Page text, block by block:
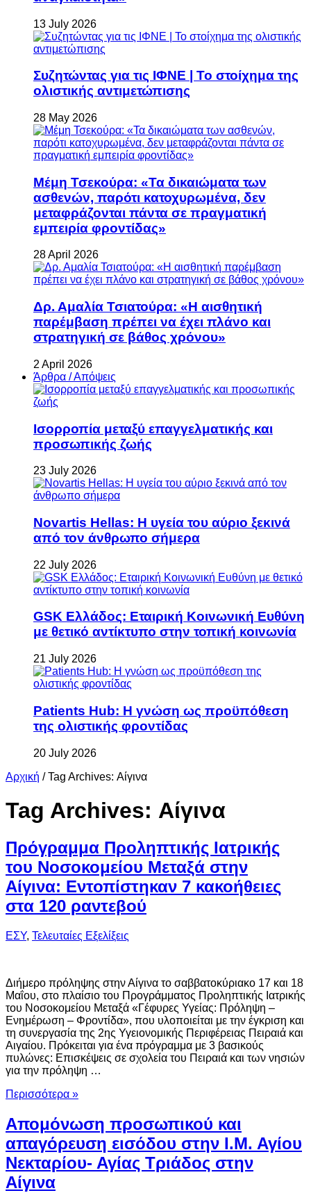
13 July 2026
Συζητώντας για τις ΙΦΝΕ | Το στοίχημα της
ολιστικής αντιμετώπισης
28 May 2026
Μέμη Τσεκούρα: «Τα δικαιώματα των
ασθενών, παρότι κατοχυρωμένα, δεν
μεταφράζονται πάντα σε πραγματική
εμπειρία φροντίδας»
28 April 2026
Δρ. Αμαλία Τσιατούρα: «Η αισθητική
παρέμβαση πρέπει να έχει πλάνο και
στρατηγική σε βάθος χρόνου»
2 April 2026
Άρθρα / Απόψεις
Ισορροπία μεταξύ επαγγελματικής και
προσωπικής ζωής
23 July 2026
Novartis Hellas: Η υγεία του αύριο ξεκινά
από τον άνθρωπο σήμερα
22 July 2026
GSK Ελλάδος: Εταιρική Κοινωνική Ευθύνη
με θετικό αντίκτυπο στην τοπική κοινωνία
21 July 2026
Patients Hub: Η γνώση ως προϋπόθεση
της ολιστικής φροντίδας
20 July 2026
Αρχική / Tag Archives: Αίγινα
Tag Archives: Αίγινα
Πρόγραμμα Προληπτικής Ιατρικής
του Νοσοκομείου Μεταξά στην
Αίγινα: Εντοπίστηκαν 7 κακοήθειες
στα 120 ραντεβού
ΕΣΥ, Τελευταίες Εξελίξεις
Διήμερο πρόληψης στην Αίγινα το σαββατοκύριακο 17 και 18
Μαΐου, στο πλαίσιο του Προγράμματος Προληπτικής Ιατρικής
του Νοσοκομείου Μεταξά «Γέφυρες Υγείας: Πρόληψη –
Ενημέρωση – Φροντίδα», που υλοποιείται με την έγκριση και
τη συνεργασία της 2ης Υγειονομικής Περιφέρειας Πειραιά και
Αιγαίου. Πρόκειται για ένα πρόγραμμα με 3 βασικούς
πυλώνες: Επισκέψεις σε σχολεία του Πειραιά και των νησιών
για την πρόληψη …
Περισσότερα »
Απομόνωση προσωπικού και
απαγόρευση εισόδου στην Ι.Μ. Αγίου
Νεκταρίου- Αγίας Τριάδος στην
Αίγινα